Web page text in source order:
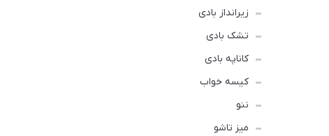
زیرانداز بادی
تشک بادی
کاناپه بادی
کیسه خواب
ننو
میز تاشو